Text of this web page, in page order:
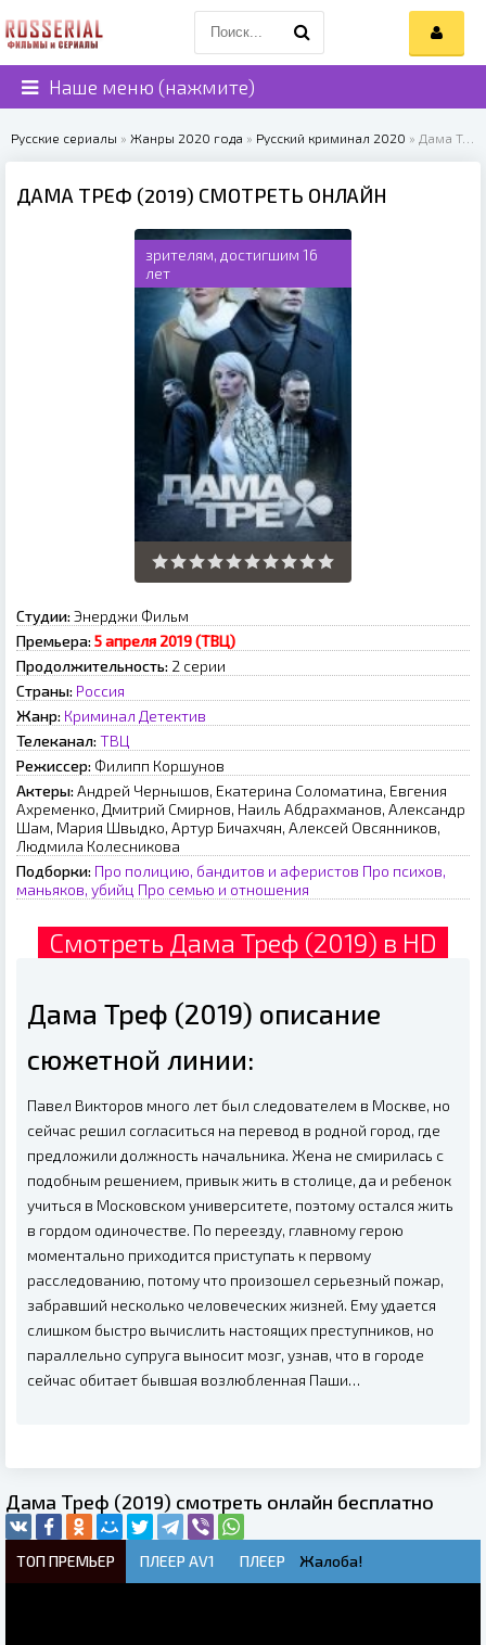
Наше меню (нажмите)
Русские сериалы » Жанры 2020 года » Русский криминал 2020 » Дама Треф (2019)
ДАМА ТРЕФ (2019) СМОТРЕТЬ ОНЛАЙН
зрителям, достигшим 16
лет
Студии: Энерджи Фильм
Премьера: 5 апреля 2019 (ТВЦ)
Продолжительность: 2 серии
Страны: Россия
Жанр: Криминал Детектив
Телеканал: ТВЦ
Режиссер: Филипп Коршунов
Актеры: Андрей Чернышов, Екатерина Соломатина, Евгения
Ахременко, Дмитрий Смирнов, Наиль Абдрахманов, Александр
Шам, Мария Швыдко, Артур Бичахчян, Алексей Овсянников,
Людмила Колесникова
Подборки: Про полицию, бандитов и аферистов Про психов,
маньяков, убийц Про семью и отношения
Смотреть Дама Треф (2019) в HD
Дама Треф (2019) описание
сюжетной линии:
Павел Викторов много лет был следователем в Москве, но
сейчас решил согласиться на перевод в родной город, где
предложили должность начальника. Жена не смирилась с
подобным решением, привык жить в столице, да и ребенок
учиться в Московском университете, поэтому остался жить
в гордом одиночестве. По переезду, главному герою
моментально приходится приступать к первому
расследованию, потому что произошел серьезный пожар,
забравший несколько человеческих жизней. Ему удается
слишком быстро вычислить настоящих преступников, но
параллельно супруга выносит мозг, узнав, что в городе
сейчас обитает бывшая возлюбленная Паши…
Дама Треф (2019) смотреть онлайн бесплатно
ТОП ПРЕМЬЕР ПЛЕЕР AV1 ПЛЕЕР Жалоба!